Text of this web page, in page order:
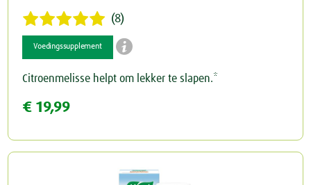
(8)
Voedingssupplement 
Citroenmelisse helpt om lekker te slapen.*
€ 19,99